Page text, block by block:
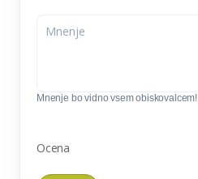
Mnenje bo vidno vsem obiskovalcem!
Ocena